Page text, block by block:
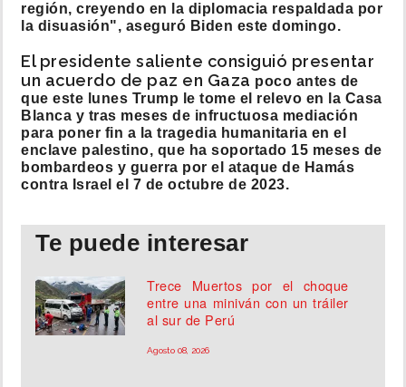
región, creyendo en la diplomacia respaldada por
la disuasión", aseguró Biden este domingo.
El presidente saliente consiguió presentar
un acuerdo de paz en Gaza poco antes de
que este lunes Trump le tome el relevo en la Casa
Blanca y tras meses de infructuosa mediación
para poner fin a la tragedia humanitaria en el
enclave palestino, que ha soportado 15 meses de
bombardeos y guerra por el ataque de Hamás
contra Israel el 7 de octubre de 2023.
Te puede interesar
Trece Muertos por el choque
entre una miniván con un tráiler
al sur de Perú
Agosto 08, 2026